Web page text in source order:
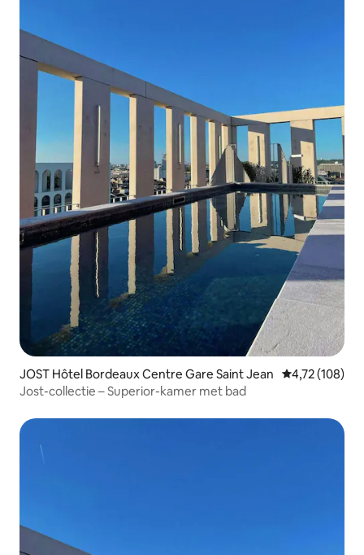
JOST Hôtel Bordeaux Centre Gare Saint Jean Gemiddelde
4,72 (108)
Jost-collectie – Superior-kamer met bad